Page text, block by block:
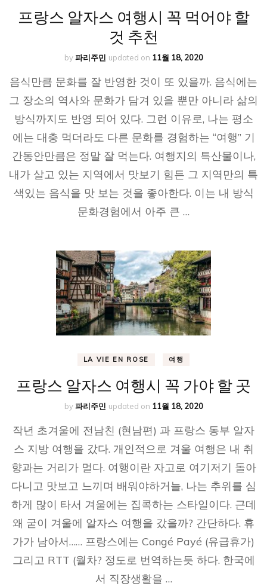
프랑스 알자스 여행시 꼭 먹어야 할
것 추천
by파리주민 updated on 11월 18, 2020
음식만큼 문화를 잘 반영한 것이 또 있을까. 음식에는
그 장소의 역사와 문화가 담겨 있을 뿐만 아니라 삶의
방식까지도 반영 되어 있다. 그런 이유로, 나는 평소
에는 대충 먹더라도 다른 문화를 경험하는 “여행” 기
간동안만큼은 정말 잘 먹는다. 여행지의 특산물이나,
내가 살고 있는 지역에서 맛보기 힘든 그 지역만의 특
색있는 음식을 맛 보는 것을 좋아한다. 이는 내 방식
문화경험에서 아주 큰 …
LA VIE EN ROSE 여행
프랑스 알자스 여행시 꼭 가야 할 곳
by파리주민 updated on 11월 18, 2020
작년 초겨울에 전남친 (현남편) 과 프랑스 동부 알자
스 지방 여행을 갔다. 개인적으로 겨울 여행은 내 취
향과는 거리가 멀다. 여행이란 자고로 여기저기 돌아
다니고 맛보고 느끼며 배워야하거늘, 나는 추위를 심
하게 많이 타서 겨울에는 집콕하는 스타일이다. 근데
왜 굳이 겨울에 알자스 여행을 갔을까? 간단하다. 휴
가가 남아서…… 프랑스에는 Congé Payé (유급휴가)
그리고 RTT (월차? 정도로 번역하는듯 하다. 한국에
서 직장생활을 …